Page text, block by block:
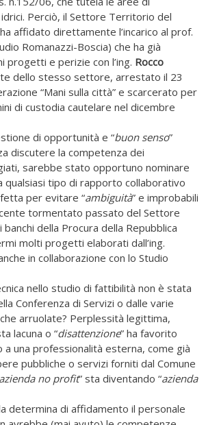
Perciò, il Settore Territorio del
affidato direttamente l’incarico al prof.
Romanazzi-Boscia) che ha già
progetti e perizie con l’ing. Rocco
dello stesso settore, arrestato il 23
“Mani sulla città” e scarcerato per
di custodia cautelare nel dicembre
di opportunità e “buon senso”
discutere la competenza dei
sarebbe stato opportuno nominare
qualsiasi tipo di rapporto collaborativo
per evitare “ambiguità” e improbabili
tormentato passato del Settore
della Procura della Repubblica
molti progetti elaborati dall’ing.
in collaborazione con lo Studio
nello studio di fattibilità non è stata
Conferenza di Servizi o dalle varie
arruolate? Perplessità legittima,
lacuna o “disattenzione” ha favorito
a una professionalità esterna, come già
pubbliche o servizi forniti dal Comune
azienda no profit” sta diventando “azienda
determina di affidamento il personale